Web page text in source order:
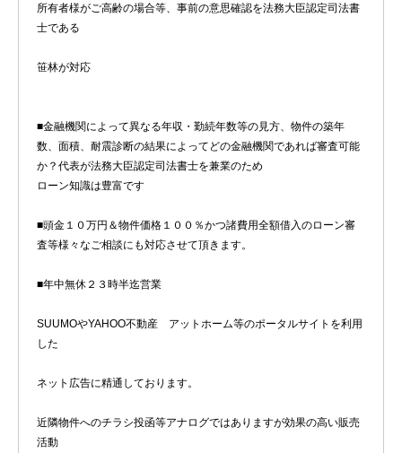
所有者様がご高齢の場合等、事前の意思確認を法務大臣認定司法書
士である
笹林が対応
■金融機関によって異なる年収・勤続年数等の見方、物件の築年
数、面積、耐震診断の結果によってどの金融機関であれば審査可能
か？代表が法務大臣認定司法書士を兼業のため
ローン知識は豊富です
■頭金１０万円＆物件価格１００％かつ諸費用全額借入のローン審
査等様々なご相談にも対応させて頂きます。
■年中無休２３時半迄営業
SUUMOやYAHOO不動産 アットホーム等のポータルサイトを利用
した
ネット広告に精通しております。
近隣物件へのチラシ投函等アナログではありますが効果の高い販売
活動